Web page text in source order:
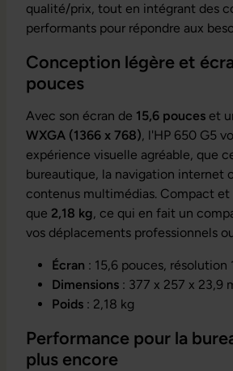
qualité/prix, tout en intégrant des
performants pour répondre aux
Conception légère et
pouces
Avec son écran de 15,6 pouces et
WXGA (1366 x 768), l'HP 650 G5
expérience visuelle agréable, que
bureautique, la navigation internet
contenus multimédias. Compact et
que 2,18 kg, ce qui en fait un
vos déplacements professionnels
Écran : 15,6 pouces, résolution
Dimensions : 377 x 257 x 23,9
Poids : 2,18 kg
Performance pour la
plus encore